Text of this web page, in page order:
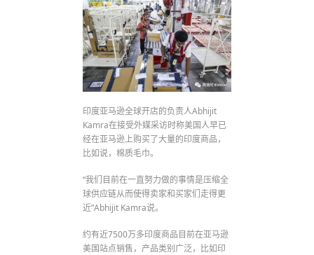
印度亚马逊全球开店的负责人Abhijit
Kamra在接受外媒采访时称美国人早已
经在亚马逊上购买了大量的印度商品，
比如说，棉质毛巾。
“我们目前在一直努力做的事情是压缩全
球供应链从而使得卖家和买家们走得更
近”Abhijit Kamra说。
约有近7500万多印度商品目前在亚马逊
美国站点销售，产品类别广泛，比如印